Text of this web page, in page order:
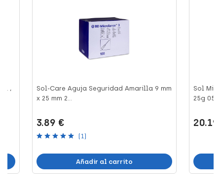
,
Sol-Care Aguja Seguridad Amarilla 9 mm
x 25 mm 2...
3.89 €
(1)
Añadir al carrito
Sol
25g